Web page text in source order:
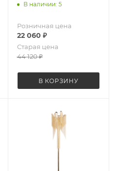
В наличии: 5
Розничная цена
22 060 ₽
Старая цена
44 120₽
В КОРЗИНУ